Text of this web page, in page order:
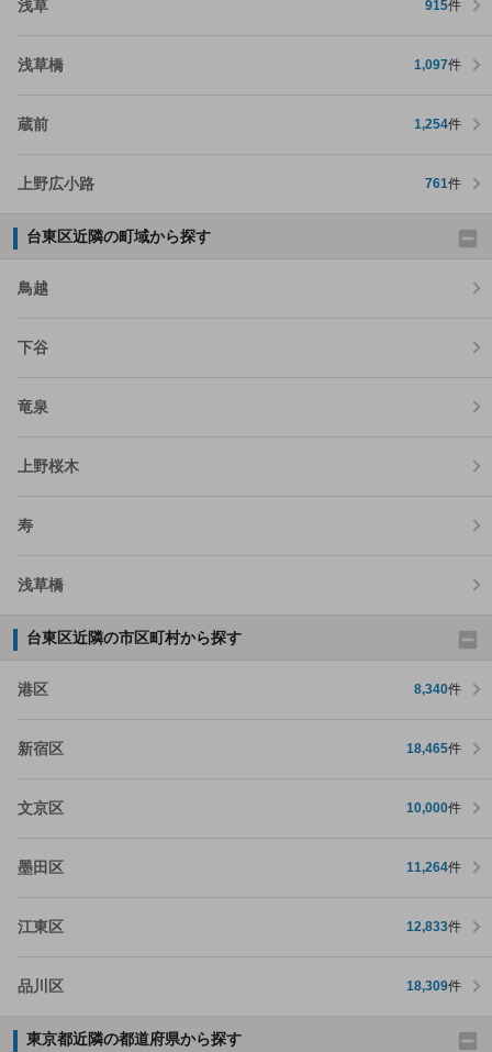
浅草 915件
浅草橋 1,097件
蔵前 1,254件
上野広小路 761件
台東区近隣の町域から探す
鳥越
下谷
竜泉
上野桜木
寿
浅草橋
台東区近隣の市区町村から探す
港区 8,340件
新宿区 18,465件
文京区 10,000件
墨田区 11,264件
江東区 12,833件
品川区 18,309件
東京都近隣の都道府県から探す